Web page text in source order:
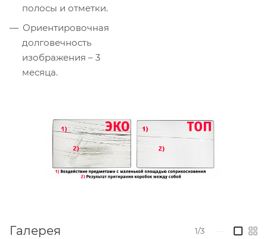
полосы и отметки.
Ориентировочная
долговечность
изображения – 3
месяца.
Галерея 1/3